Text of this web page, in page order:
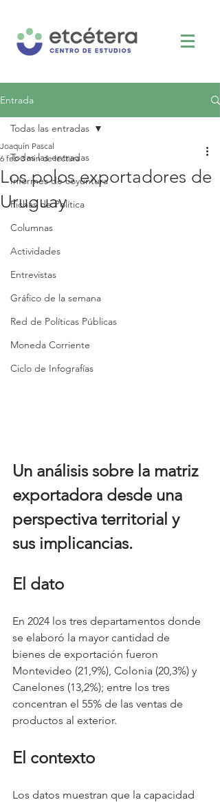
Entrada
Todas las entradas
Informes de coyuntura
Fichas de Política
Columnas
Actividades
Entrevistas
Gráfico de la semana
Red de Políticas Públicas
Moneda Corriente
Ciclo de Infografías
Todas las entradas
Los polos exportadores de
Uruguay
Joaquín Pascal
6 feb 3 min de lectura
Un análisis sobre la matriz
exportadora desde una
perspectiva territorial y
sus implicancias.
El dato
En 2024 los tres departamentos donde
se elaboró la mayor cantidad de
bienes de exportación fueron
Montevideo (21,9%), Colonia (20,3%) y
Canelones (13,2%); entre los tres
concentran el 55% de las ventas de
productos al exterior.
El contexto
Los datos muestran que la capacidad